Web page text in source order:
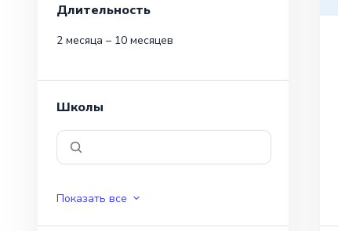
Длительность
2 месяца – 10 месяцев
Школы
Показать все